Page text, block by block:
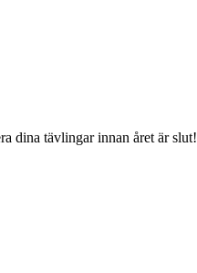
dina tävlingar innan året är slut!